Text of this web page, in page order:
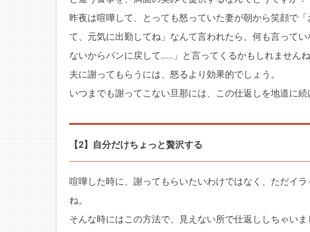
昨夜は喧嘩して、とっても怒っていた妻が朝から笑顔で
て、元気に出勤してね」なんて言われたら、何も言って
ないからパンに戻して……」と言ってくるかもしれませんね
夫に謝ってもらうには、怒るより効果的でしょう。
いつまでも謝ってこない旦那には、この仕返しを地道に
【2】自分だけちょっと贅沢する
喧嘩した時に、謝ってもらいたいわけではなく、ただイ
ね。
そんな時にはこの方法で、見えない所で仕返ししちゃいま